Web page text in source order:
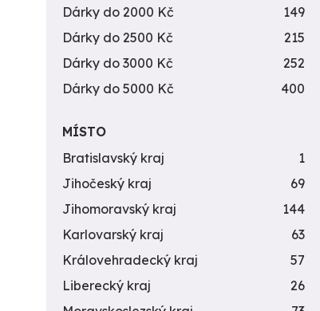
Dárky do 2000 Kč
149
Dárky do 2500 Kč
215
Dárky do 3000 Kč
252
Dárky do 5000 Kč
400
MÍSTO
Bratislavský kraj
1
Jihočeský kraj
69
Jihomoravský kraj
144
Karlovarský kraj
63
Královehradecký kraj
57
Liberecký kraj
26